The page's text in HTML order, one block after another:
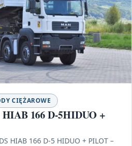
CIĘŻAROWE
166 D-5HIDUO +
HIAB 166 D-5 HIDUO + PILOT –